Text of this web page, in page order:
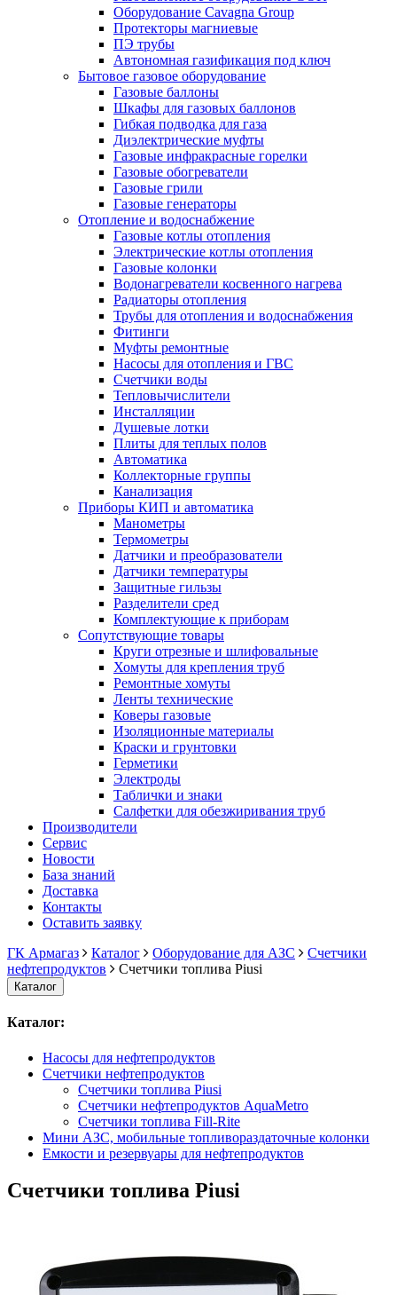
Оборудование Cavagna Group
Протекторы магниевые
ПЭ трубы
Автономная газификация под ключ
Бытовое газовое оборудование
Газовые баллоны
Шкафы для газовых баллонов
Гибкая подводка для газа
Диэлектрические муфты
Газовые инфракрасные горелки
Газовые обогреватели
Газовые грили
Газовые генераторы
Отопление и водоснабжение
Газовые котлы отопления
Электрические котлы отопления
Газовые колонки
Водонагреватели косвенного нагрева
Радиаторы отопления
Трубы для отопления и водоснабжения
Фитинги
Муфты ремонтные
Насосы для отопления и ГВС
Счетчики воды
Тепловычислители
Инсталляции
Душевые лотки
Плиты для теплых полов
Автоматика
Коллекторные группы
Канализация
Приборы КИП и автоматика
Манометры
Термометры
Датчики и преобразователи
Датчики температуры
Защитные гильзы
Разделители сред
Комплектующие к приборам
Сопутствующие товары
Круги отрезные и шлифовальные
Хомуты для крепления труб
Ремонтные хомуты
Ленты технические
Коверы газовые
Изоляционные материалы
Краски и грунтовки
Герметики
Электроды
Таблички и знаки
Салфетки для обезжиривания труб
Производители
Сервис
Новости
База знаний
Доставка
Контакты
Оставить заявку
ГК Армагаз
Каталог Оборудование для АЗС
Счетчики
нефтепродуктов
Счетчики топлива Piusi
Каталог
Каталог:
Насосы для нефтепродуктов
Счетчики нефтепродуктов
Счетчики топлива Piusi
Счетчики нефтепродуктов AquaMetro
Счетчики топлива Fill-Rite
Мини АЗС, мобильные топливораздаточные колонки
Емкости и резервуары для нефтепродуктов
Счетчики топлива Piusi